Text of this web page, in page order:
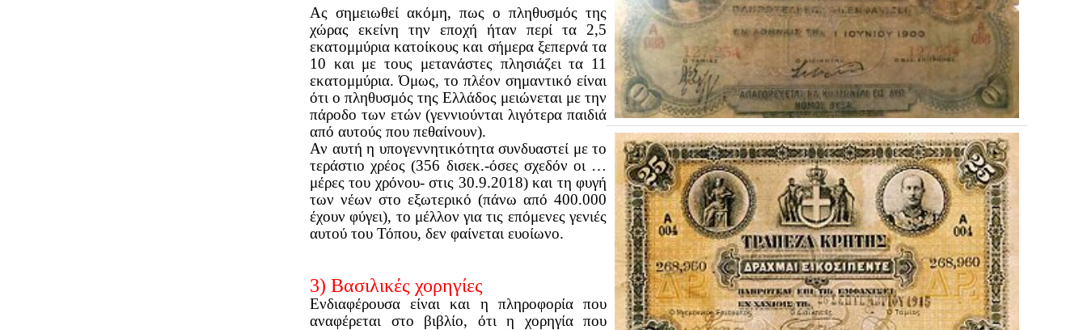
Ας σημειωθεί ακόμη, πως ο πληθυσμός της
χώρας εκείνη την εποχή ήταν περί τα 2,5
εκατομμύρια κατοίκους και σήμερα ξεπερνά τα
10 και με τους μετανάστες πλησιάζει τα 11
εκατομμύρια. Όμως, το πλέον σημαντικό είναι
ότι ο πληθυσμός της Ελλάδος μειώνεται με την
πάροδο των ετών (γεννιούνται λιγότερα παιδιά
από αυτούς που πεθαίνουν).
Αν αυτή η υπογεννητικότητα συνδυαστεί με το
τεράστιο χρέος (356 δισεκ.-όσες σχεδόν οι …
μέρες του χρόνου- στις 30.9.2018) και τη φυγή
των νέων στο εξωτερικό (πάνω από 400.000
έχουν φύγει), το μέλλον για τις επόμενες γενιές
αυτού του Τόπου, δεν φαίνεται ευοίωνο.
3) Βασιλικές χορηγίες
Ενδιαφέρουσα είναι και η πληροφορία που
αναφέρεται στο βιβλίο, ότι η χορηγία που